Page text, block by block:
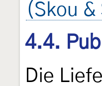
(Skou
4.4.
Die